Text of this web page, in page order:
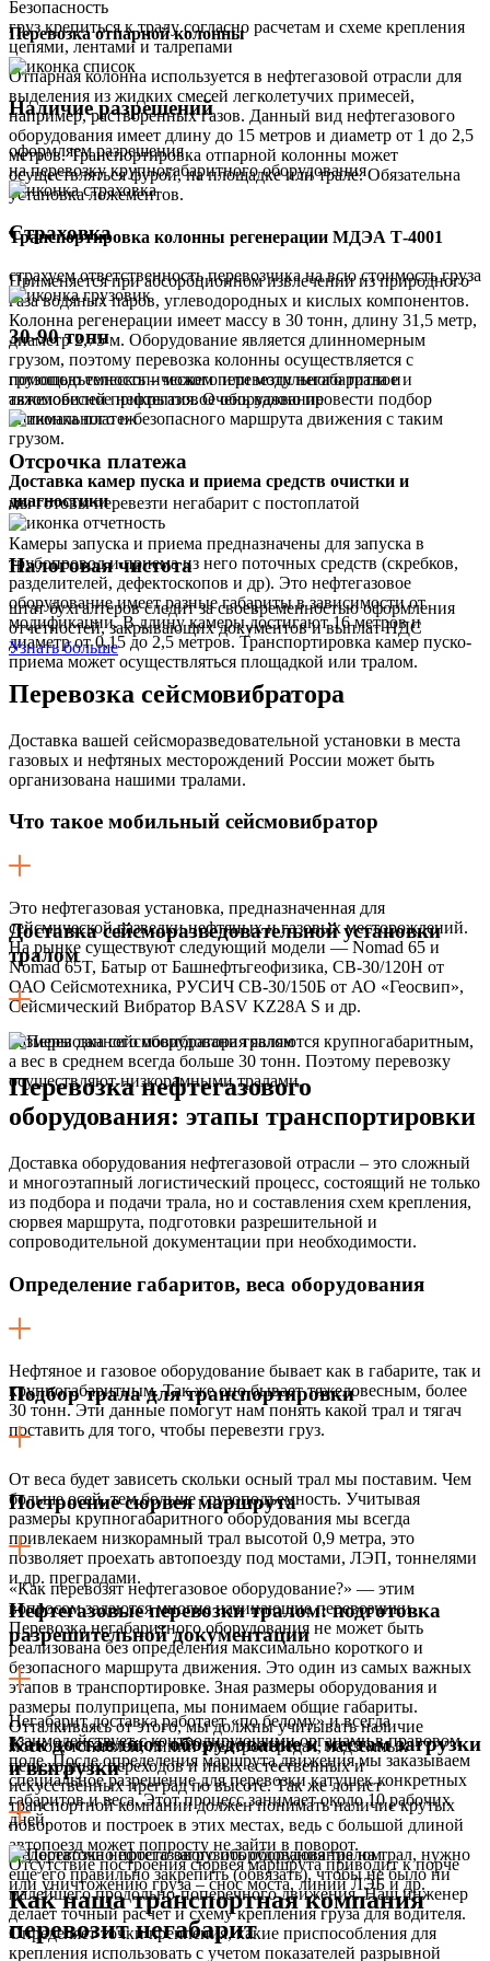
Перевозка отпарной колонны
Отпарная колонна используется в нефтегазовой отрасли для
выделения из жидких смесей легколетучих примесей,
например, растворенных газов. Данный вид нефтегазового
оборудования имеет длину до 15 метров и диаметр от 1 до 2,5
метров. Транспортировка отпарной колонны может
осуществляться фурой, на площадке или трале. Обязательна
установка ложементов.
Транспортировка колонны регенерации МДЭА Т-4001
Применяется при абсорбционном извлечении из природного
газа водяных паров, углеводородных и кислых компонентов.
Колонна регенерации имеет массу в 30 тонн, длину 31,5 метр,
диаметр 2,75 м. Оборудование является длинномерным
грузом, поэтому перевозка колонны осуществляется с
помощью телескопического или модульного трала и
автомобилей прикрытия. Очень важно провести подбор
оптимального и безопасного маршрута движения с таким
грузом.
Доставка камер пуска и приема средств очистки и
диагностики
Камеры запуска и приема предназначены для запуска в
трубопровод и приема из него поточных средств (скребков,
разделителей, дефектоскопов и др). Это нефтегазовое
оборудование имеет разные габариты в зависимости от
модификации. В длину камеры достигают 16 метров и
диаметр от 0,15 до 2,5 метров. Транспортировка камер пуско-
приема может осуществляться площадкой или тралом.
Безопасность
груз крепиться к тралу согласно расчетам и схеме крепления
цепями, лентами и талрепами
Наличие разрешений
оформляем разрешения
на перевозку крупногабаритного оборудования
Страховка
страхуем ответственность перевозчика на всю стоимость груза
30-90 тонн
грузоподъемность – можем перевезти негабаритное и
тяжеловесное нефтегазовое оборудование
Отсрочка платежа
мы готовы перевезти негабарит с постоплатой
Налоговая чистота
штат бухгалтеров следит за своевременностью оформления
отчетностей, закрывающих документов и выплат НДС
Узнать больше
Перевозка сейсмовибратора
Доставка вашей сейсморазведовательной установки в места
газовых и нефтяных месторождений России может быть
организована нашими тралами.
Что такое мобильный сейсмовибратор
Это нефтегазовая установка, предназначенная для
сейсмической разведки нефтяных и газовых месторождений.
На рынке существуют следующий модели — Nоmad 65 и
Nоmad 65T, Батыр от Башнефтьгеофизика, CВ-30/120Н от
ОАО Сейсмотехника, РУСИЧ СВ-30/150Б от АО «Геосвип»,
Сейсмический Вибратор BASV KZ28A S и др.
Доставка сейсморазведовательной установки
тралом
Размеры данного оборудования являются крупногабаритным,
а вес в среднем всегда больше 30 тонн. Поэтому перевозку
осуществляют низкорамными тралами.
Перевозка нефтегазового
оборудования: этапы транспортировки
Доставка оборудования нефтегазовой отрасли – это сложный
и многоэтапный логистический процесс, состоящий не только
из подбора и подачи трала, но и составления схем крепления,
сюрвея маршрута, подготовки разрешительной и
сопроводительной документации при необходимости.
Определение габаритов, веса оборудования
Нефтяное и газовое оборудование бывает как в габарите, так и
крупногабаритным. Так же оно бывает тяжеловесным, более
30 тонн. Эти данные помогут нам понять какой трал и тягач
поставить для того, чтобы перевезти груз.
Подбор трала для транспортировки
От веса будет зависеть скольки осный трал мы поставим. Чем
больше осей, тем больше грузоподъемность. Учитывая
размеры крупногабаритного оборудования мы всегда
привлекаем низкорамный трал высотой 0,9 метра, это
позволяет проехать автопоезду под мостами, ЛЭП, тоннелями
и др. преградами.
Построение сюрвея маршрута
«Как перевозят нефтегазовое оборудование?» — этим
вопросом задаются многие начинающие перевозчики.
Перевозка негабаритного оборудования не может быть
реализована без определения максимально короткого и
безопасного маршрута движения. Это один из самых важных
этапов в транспортировке. Зная размеры оборудования и
размеры полуприцепа, мы понимаем общие габариты.
Отталкиваясь от этого, мы должны учитывать наличие
мостов, тоннелей, линий электропередач, надземных
пешеходных переходов и иных естественных и
искусственных преград по высоте. Так же логист
транспортной компании должен понимать наличие крутых
поворотов и построек в этих местах, ведь с большой длиной
автопоезд может попросту не зайти в поворот.
Отсутствие построения сюрвея маршрута приводит к порче
или уничтожению груза – снос моста, линий ЛЭБ и др.
Нефтегазовые перевозки тралом: подготовка
разрешительной документации
Негабарит доставка работает «по белому» и всегда
взаимодействует с контролирующими органами в правовом
поле. После определения маршрута движения мы заказываем
специальное разрешение для перевозки катушек конкретных
габаритов и веса. Этот процесс занимает около 10 рабочих
дней.
Как доставляют оборудование к местам загрузки
и выгрузки
Недостаточно просто загрузить оборудование на трал, нужно
еще его правильно закрепить (обвязать), чтобы не было ни
малейшего продольно-поперечного движения. Наш инженер
делает точный расчет и схему крепления груза для водителя.
Определяет точки крепления, какие приспособления для
крепления использовать с учетом показателей разрывной
Как наша транспортная компания
перевозит негабарит